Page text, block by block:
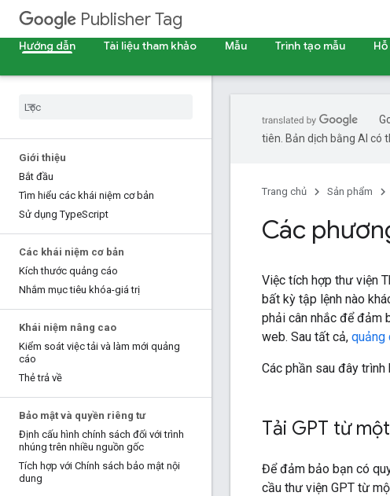
Publisher Tag
Hướng dẫn
Tài liệu tham khảo Mẫu Trình tạo mẫu
Giới thiệu
Bắt đầu
Tìm hiểu các khái niệm cơ bản
Sử dụng TypeScript
Các khái niệm cơ bản
Kích thước quảng cáo
Nhắm mục tiêu khóa-giá trị
Khái niệm nâng cao
Kiểm soát việc tải và làm mới quảng
cáo
Thẻ trả về
Bảo mật và quyền riêng tư
Định cấu hình chính sách đối với trình
nhúng trên nhiều nguồn gốc
Tích hợp với Chính sách bảo mật nội
dung
tiên. Bản dịch bằng AI có
Trang chủ Sản phẩm
Các
Việc tích hợp thư viện
bất kỳ tập lệnh nào
phải cân nhắc để đảm
web. Sau tất cả, quảng
Các phần sau đây
Tải GPT từ
Để đảm bảo bạn có
cầu thư viện GPT từ